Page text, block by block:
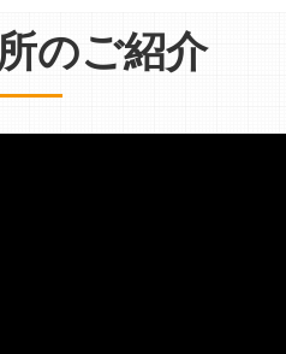
のご紹介